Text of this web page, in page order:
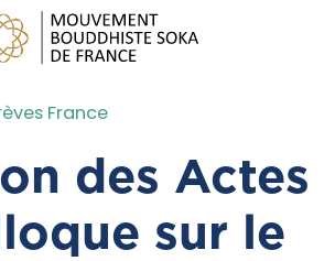
France
des Actes
sur le